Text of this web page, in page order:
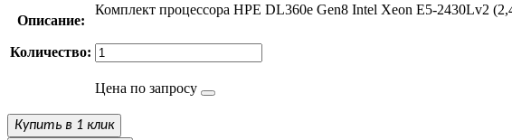
Описание:
Комплект процессора HPE DL360e Gen8 Intel Xeon E5-2430Lv2
Количество:
Цена по запросу
Купить в 1 клик